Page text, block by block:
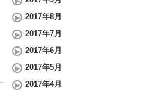
2017年8月
2017年7月
2017年6月
2017年5月
2017年4月